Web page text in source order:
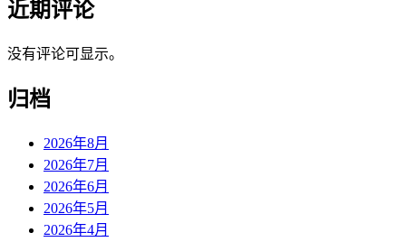
近期评论
没有评论可显示。
归档
2026年8月
2026年7月
2026年6月
2026年5月
2026年4月